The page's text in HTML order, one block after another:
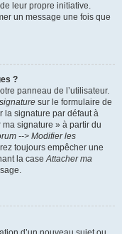
leur propre initiative.
un message une fois que
?
panneau de l’utilisateur.
sur le formulaire de
la signature par défaut à
signature » à partir du
--> Modifier les
toujours empêcher une
la caseAttacher ma